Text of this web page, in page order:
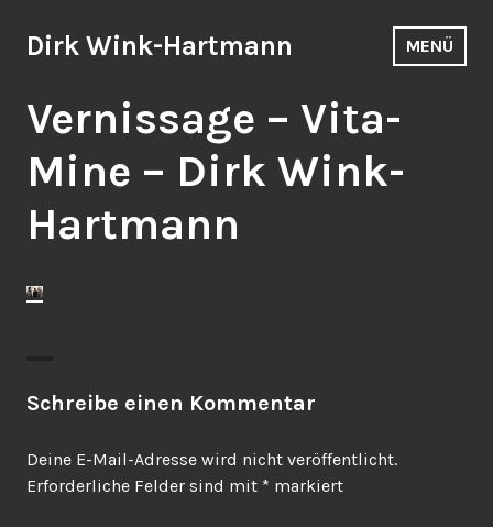
Inhalt
Dirk Wink-Hartmann MENÜ
Vernissage – Vita-
Mine – Dirk Wink-
Hartmann
Schreibe einen Kommentar
Deine E-Mail-Adresse wird nicht veröffentlicht.
Erforderliche Felder sind mit * markiert